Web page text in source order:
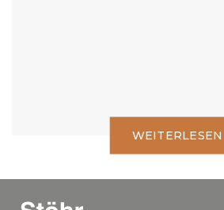
WEITERLESEN